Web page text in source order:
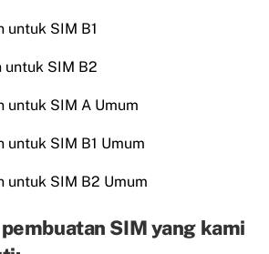
untuk SIM B1
untuk SIM B2
untuk SIM A Umum
untuk SIM B1 Umum
untuk SIM B2 Umum
SIM yang kami